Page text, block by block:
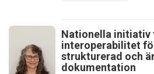
Nationella
interoperabilitet
strukturerad och
dokumentation